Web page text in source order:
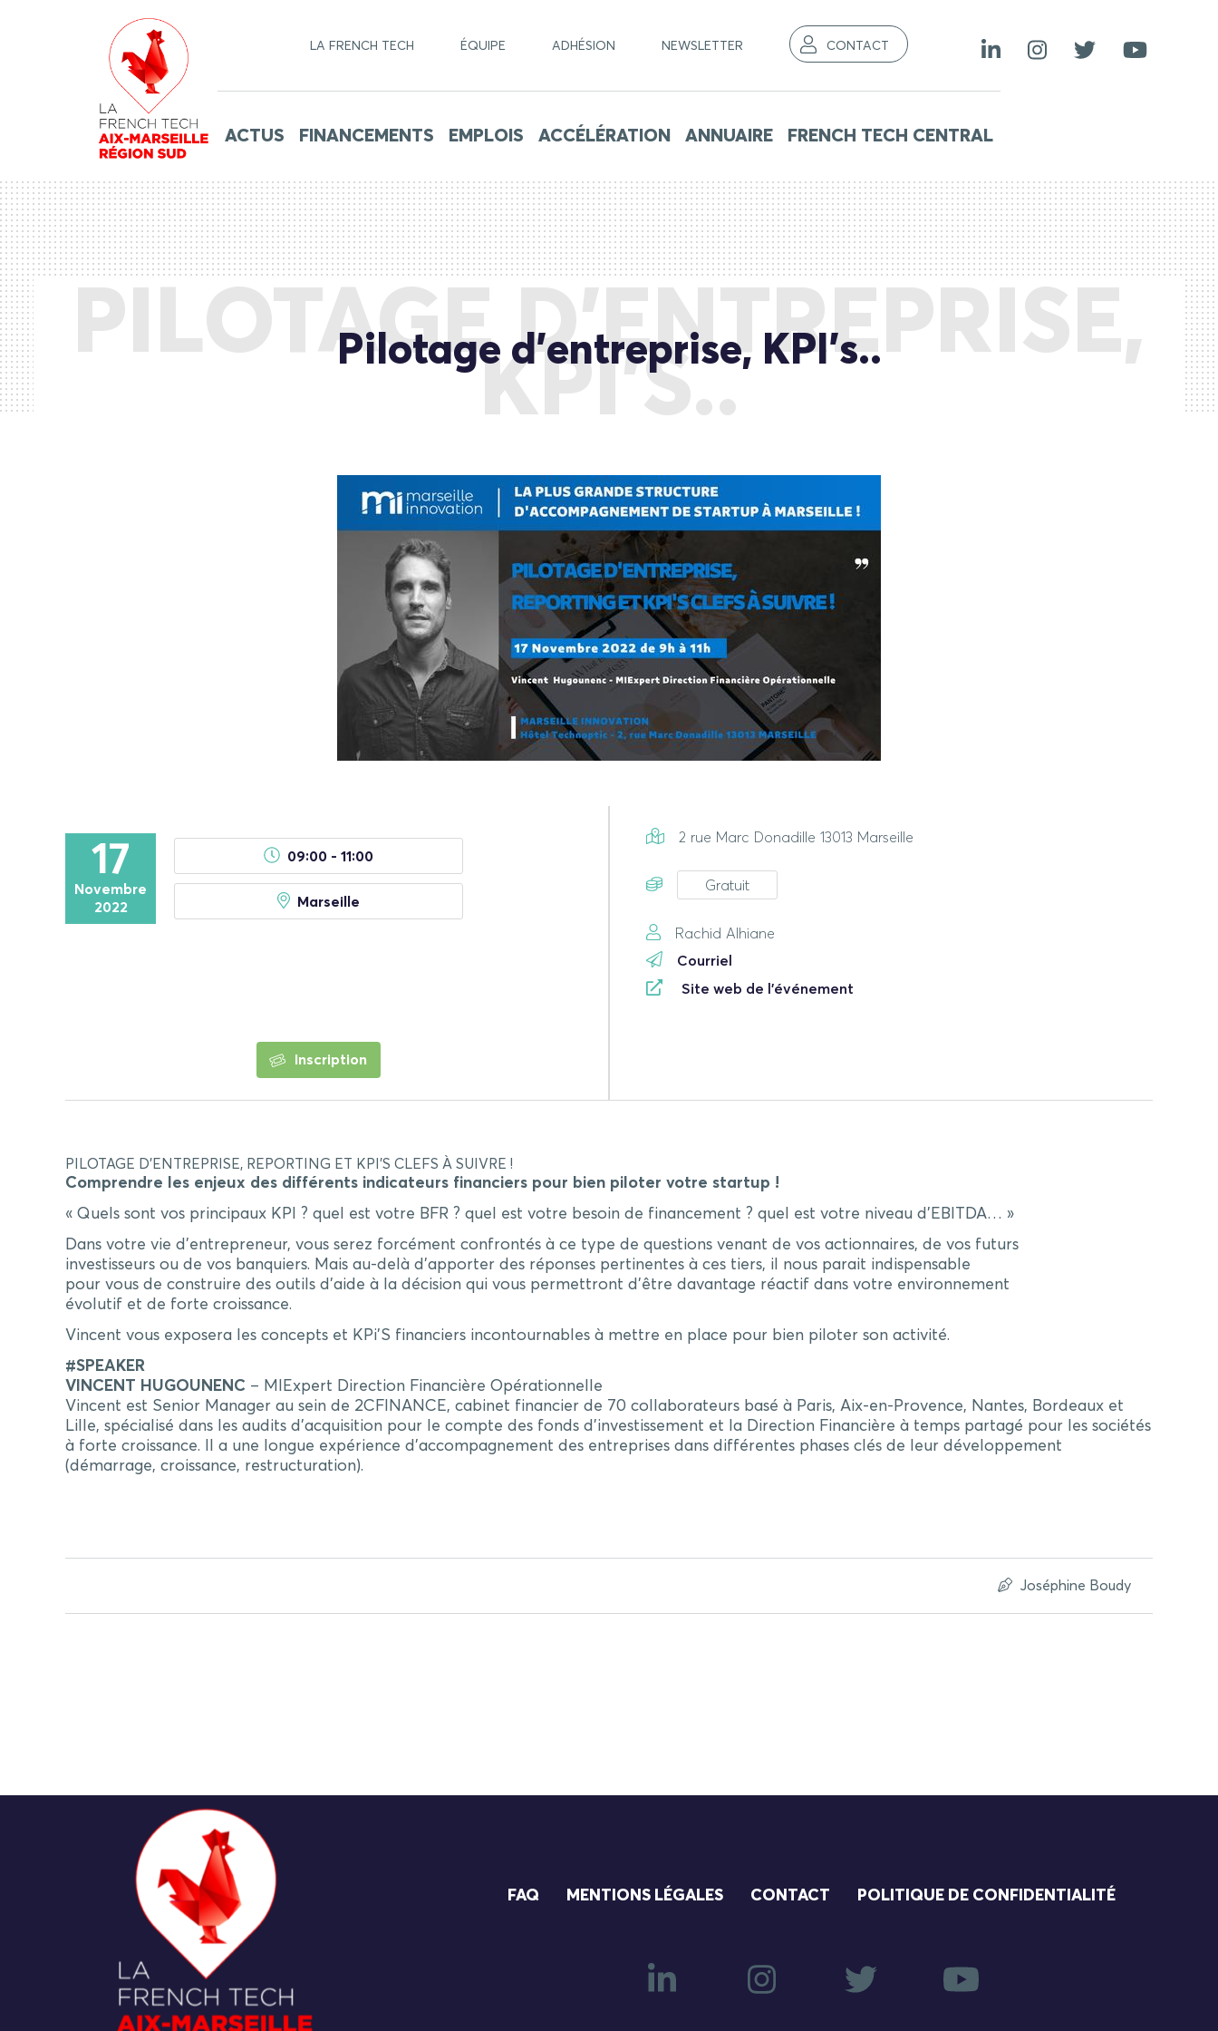
LA FRENCH TECH ÉQUIPE ADHÉSION NEWSLETTER CONTACT
ACTUS FINANCEMENTS EMPLOIS ACCÉLÉRATION ANNUAIRE FRENCH TECH CENTRAL
PILOTAGE D’ENTREPRISE,
KPI’S..
Pilotage d’entreprise, KPI’s..
17
Novembre
2022
09:00 - 11:00
Marseille
Inscription
2 rue Marc Donadille 13013 Marseille
Gratuit
Rachid Alhiane
Courriel
Site web de l'événement
PILOTAGE D’ENTREPRISE, REPORTING ET KPI’S CLEFS À SUIVRE !
Comprendre les enjeux des différents indicateurs financiers pour bien piloter votre startup !
« Quels sont vos principaux KPI ? quel est votre BFR ? quel est votre besoin de financement ? quel est votre niveau d’EBITDA… »
Dans votre vie d’entrepreneur, vous serez forcément confrontés à ce type de questions venant de vos actionnaires, de vos futurs
investisseurs ou de vos banquiers. Mais au-delà d’apporter des réponses pertinentes à ces tiers, il nous parait indispensable
pour vous de construire des outils d’aide à la décision qui vous permettront d’être davantage réactif dans votre environnement
évolutif et de forte croissance.
Vincent vous exposera les concepts et KPi’S financiers incontournables à mettre en place pour bien piloter son activité.
#SPEAKER
VINCENT HUGOUNENC – MIExpert Direction Financière Opérationnelle
Vincent est Senior Manager au sein de 2CFINANCE, cabinet financier de 70 collaborateurs basé à Paris, Aix-en-Provence, Nantes, Bordeaux et
Lille, spécialisé dans les audits d’acquisition pour le compte des fonds d’investissement et la Direction Financière à temps partagé pour les sociétés
à forte croissance. Il a une longue expérience d’accompagnement des entreprises dans différentes phases clés de leur développement
(démarrage, croissance, restructuration).
Joséphine Boudy
FAQ MENTIONS LÉGALES CONTACT POLITIQUE DE CONFIDENTIALITÉ